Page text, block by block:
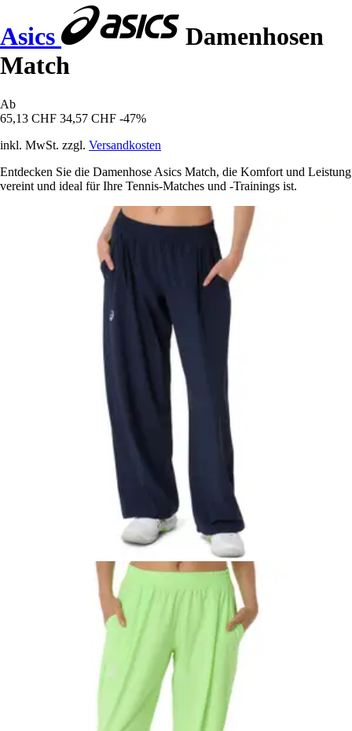
Asics
Damenhosen
Match
Ab
65,13 CHF 34,57 CHF -47%
inkl. MwSt. zzgl. Versandkosten
Entdecken Sie die Damenhose Asics Match, die Komfort und Leistung
vereint und ideal für Ihre Tennis-Matches und -Trainings ist.